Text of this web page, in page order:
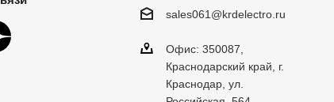
sales061@krdelectro.ru
Офис: 350087,
Краснодарский край, г.
Краснодар, ул.